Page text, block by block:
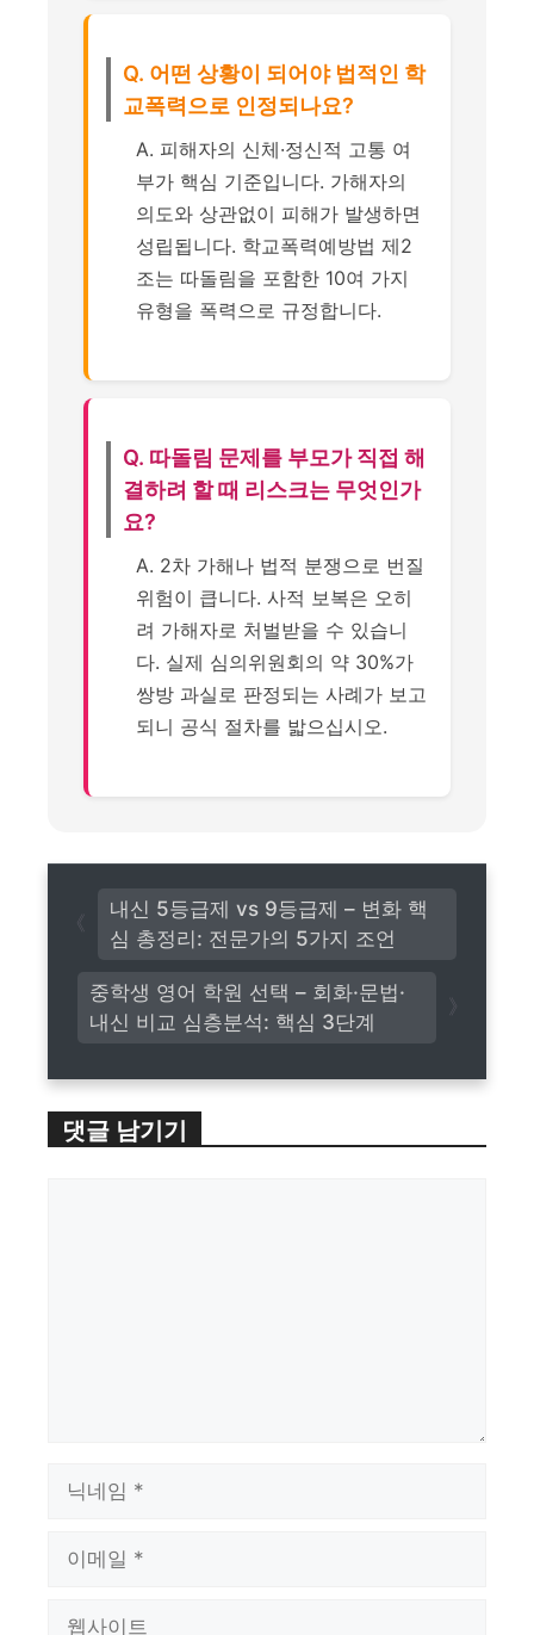
Q. 어떤 상황이 되어야 법적인 학
교폭력으로 인정되나요?
A. 피해자의 신체·정신적 고통 여
부가 핵심 기준입니다. 가해자의
의도와 상관없이 피해가 발생하면
성립됩니다. 학교폭력예방법 제2
조는 따돌림을 포함한 10여 가지
유형을 폭력으로 규정합니다.
Q. 따돌림 문제를 부모가 직접 해
결하려 할 때 리스크는 무엇인가
요?
A. 2차 가해나 법적 분쟁으로 번질
위험이 큽니다. 사적 보복은 오히
려 가해자로 처벌받을 수 있습니
다. 실제 심의위원회의 약 30%가
쌍방 과실로 판정되는 사례가 보고
되니 공식 절차를 밟으십시오.
중학생 영어 학원 선택 – 회화·문법·
내신 비교 심층분석: 핵심 3단계
내신 5등급제 vs 9등급제 – 변화 핵
심 총정리: 전문가의 5가지 조언
댓글 남기기